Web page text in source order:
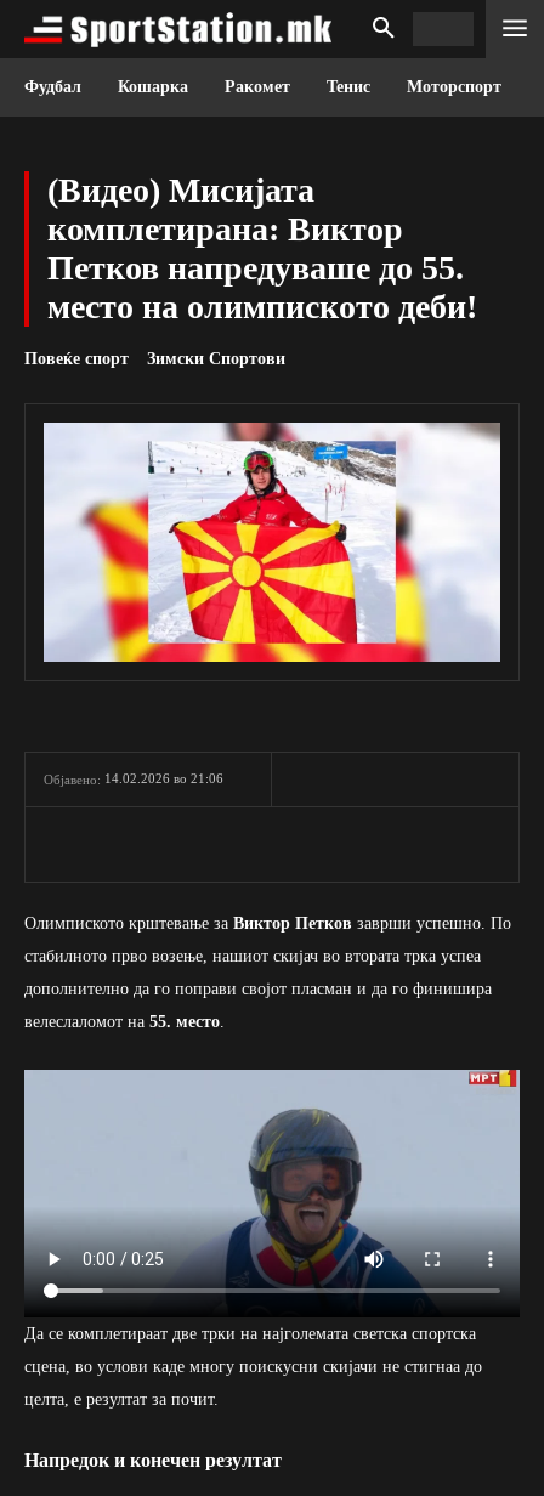
Фудбал Кошарка Ракомет Тенис Моторспорт
(Видео) Мисијата
комплетирана: Виктор
Петков напредуваше до 55.
место на олимпиското деби!
Повеќе спорт Зимски Спортови
Објавено: 14.02.2026 во 21:06
Олимпиското крштевање за Виктор Петков заврши успешно. По
стабилното прво возење, нашиот скијач во втората трка успеа
дополнително да го поправи својот пласман и да го финишира
велеслаломот на 55. место.
Да се комплетираат две трки на најголемата светска спортска
сцена, во услови каде многу поискусни скијачи не стигнаа до
целта, е резултат за почит.
Напредок и конечен резултат